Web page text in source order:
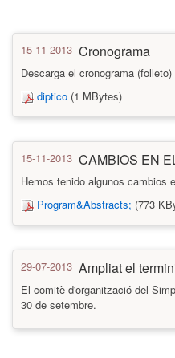
15-11-2013 Cronograma
Descarga el cronograma
diptico (1 MBytes)
15-11-2013 CAMBIOS EN
Hemos tenido algunos cambios
Program&Abstracts; (773
29-07-2013 Ampliat el
El comitè d'organització del
30 de setembre.